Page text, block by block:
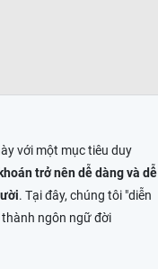
với một mục tiêu duy
trở nên dễ dàng và dễ
. Tại đây, chúng tôi "diễn
ngôn ngữ đời